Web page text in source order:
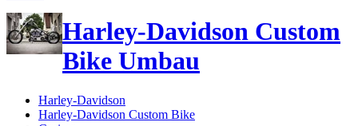
Harley-Davidson Custom
Bike Umbau
Harley-Davidson
Harley-Davidson Custom Bike